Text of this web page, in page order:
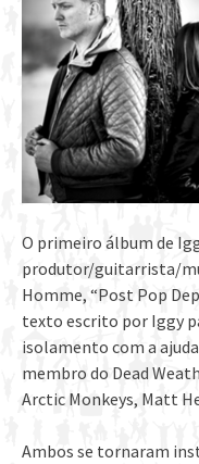
O primeiro álbum de
produtor/guitarrista/
Homme, “Post Pop
texto escrito por Iggy
isolamento com a
membro do Dead
Arctic Monkeys, Matt
Ambos se tornaram